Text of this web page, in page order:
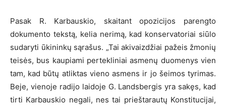
Pasak R. Karbauskio, skaitant opozicijos parengto
dokumento tekstą, kelia nerimą, kad konservatoriai siūlo
sudaryti ūkininkų sąrašus. „Tai akivaizdžiai pažeis žmonių
teisės, bus kaupiami pertekliniai asmenų duomenys vien
tam, kad būtų atliktas vieno asmens ir jo šeimos tyrimas.
Beje, vienoje radijo laidoje G. Landsbergis yra sakęs, kad
tirti Karbauskio negali, nes tai prieštarautų Konstitucijai,